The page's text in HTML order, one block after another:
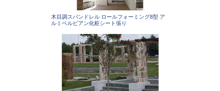
木目調スパンドレル ロールフォーミング8型 ア
ルミベルビアン化粧シート張り